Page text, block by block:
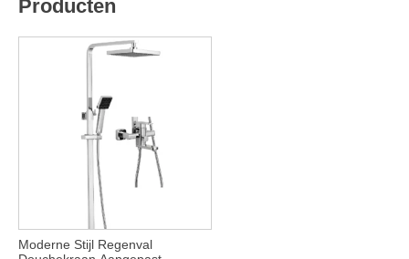
Producten
Moderne Stijl Regenval